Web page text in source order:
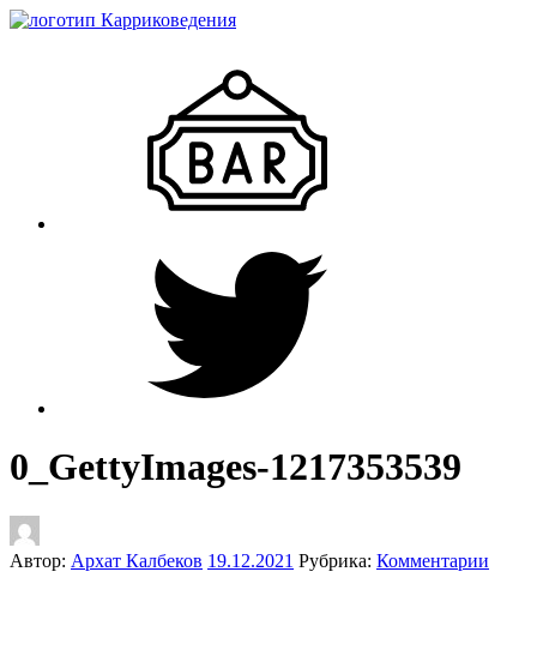
0_GettyImages-1217353539
Автор: Архат Калбеков 19.12.2021 Рубрика: Комментарии